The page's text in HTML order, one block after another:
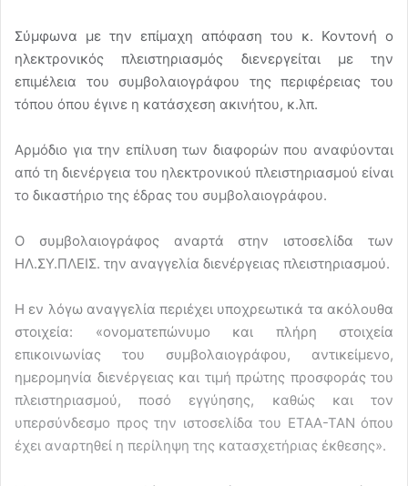
Σύμφωνα με την επίμαχη απόφαση του κ. Κοντονή ο
ηλεκτρονικός πλειστηριασμός διενεργείται με την
επιμέλεια του συμβολαιογράφου της περιφέρειας του
τόπου όπου έγινε η κατάσχεση ακινήτου, κ.λπ.
Αρμόδιο για την επίλυση των διαφορών που αναφύονται
από τη διενέργεια του ηλεκτρονικού πλειστηριασμού είναι
το δικαστήριο της έδρας του συμβολαιογράφου.
Ο συμβολαιογράφος αναρτά στην ιστοσελίδα των
ΗΛ.ΣΥ.ΠΛΕΙΣ. την αναγγελία διενέργειας πλειστηριασμού.
Η εν λόγω αναγγελία περιέχει υποχρεωτικά τα ακόλουθα
στοιχεία: «ονοματεπώνυμο και πλήρη στοιχεία
επικοινωνίας του συμβολαιογράφου, αντικείμενο,
ημερομηνία διενέργειας και τιμή πρώτης προσφοράς του
πλειστηριασμού, ποσό εγγύησης, καθώς και τον
υπερσύνδεσμο προς την ιστοσελίδα του ΕΤΑΑ-ΤΑΝ όπου
έχει αναρτηθεί η περίληψη της κατασχετήριας έκθεσης».